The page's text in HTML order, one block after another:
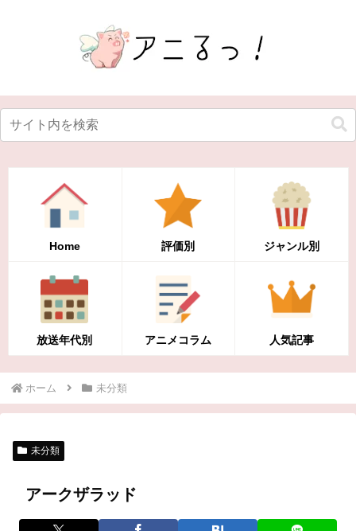
Home 評価別 ジャンル別
放送年代別 アニメコラム 人気記事
ホーム 未分類
未分類
アークザラッド